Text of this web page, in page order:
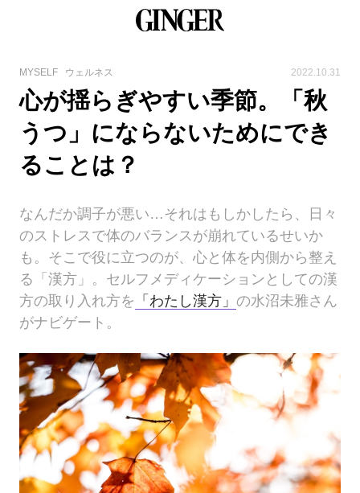
MYSELF ウェルネス 2022.10.31
心が揺らぎやすい季節。「秋
うつ」にならないためにでき
ることは？
なんだか調子が悪い…それはもしかしたら、日々
のストレスで体のバランスが崩れているせいか
も。そこで役に立つのが、心と体を内側から整え
る「漢方」。セルフメディケーションとしての漢
方の取り入れ方を 「わたし漢方」の水沼未雅さん
がナビゲート。